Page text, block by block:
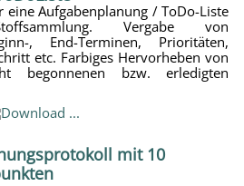
eine Aufgabenplanung / ToDo-Liste
Vergabe von
, End-Terminen, Prioritäten,
etc. Farbiges Hervorheben von
begonnenen bzw. erledigten
mit 10